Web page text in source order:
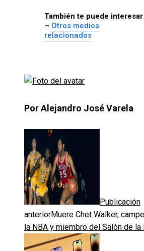
También te puede interesar
– Otros medios
relacionados
Por Alejandro José Varela
Publicación
anteriorMuere Chet Walker,
la NBA y miembro del Salón de la